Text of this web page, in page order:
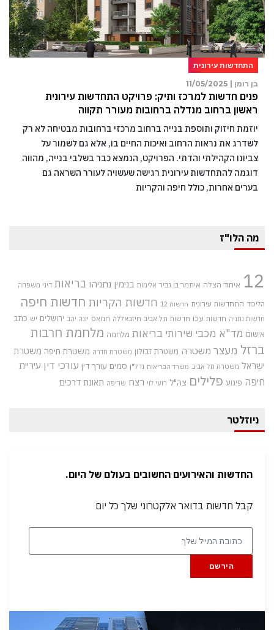
התחדשות עירונית
בן רומן |
11/05/2025
פנים חדשות למרכז ותיק: פרויקט התחדשות עירונית
ראשון ברחוב מנדלה ברחובות מעורר תקווה
יוזמת חיזוק ותוספת בנייה ברחוב מרכזי ברחובות מבטיחה לא רק
לשדרג את נראות הרחוב ואיכות החיים בו, אלא גם לשמור על
צביונו הקהילתי והדתי. הפרויקט, הנמצא כבר בשלבי בנייה, מהווה
דוגמה להתחדשות עירונית רגישה שעשויה לעורר השראה גם
בערים אחרות, כולל חיפה והקריות
מה הלו"ז
12 איחוד הצלה איתמר בן גביר אלימות בנימין נתניהו בריאות דיני משפחה
הליכוד התחדשות עירונית חדשות 12 חדשות הקריות חדשות חיפה
חדשות נתניה חדשות עכו חדשות תל אביב חיזבאללה חמאס יונה יהב ירושלים יש כתב
אישום מד"א מכבי שירותי בריאות מלחמה מלחמת חרבות
ברזל מעצר משטרה משטרת זבולון משטרת חדרה משטרת חיפה משטרת
ישראל משטרת תל אביב משרד הבריאות נדל"ן סמים עורך דין עורכי דין עיריית
חיפה פיגוע פלילים צה"ל רועי לוי רצח שריפה תאונת דרכים
ניוזלטר
החדשות והאירועים החשובים בעולם של היום.
קבל חדשות בדואר אלקטרוני שלך כל יום
הירשם